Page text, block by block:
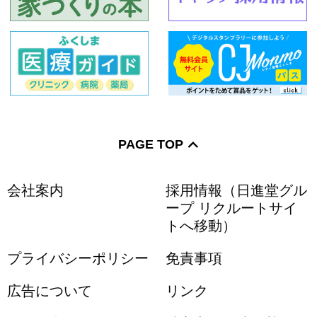
PAGE TOP
会社案内
採用情報（日進堂グル
ープ リクルートサイ
トへ移動）
プライバシーポリシー 免責事項
広告について リンク